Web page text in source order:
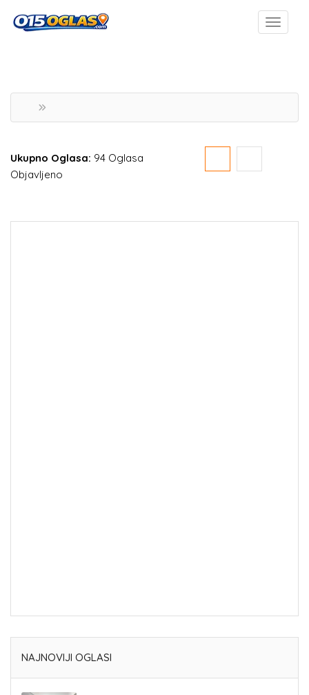
Ukupno Oglasa: 94 Oglasa
Objavljeno
NAJNOVIJI OGLASI